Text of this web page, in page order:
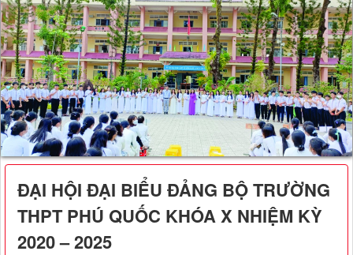
ĐẠI HỘI ĐẠI BIỂU ĐẢNG BỘ TRƯỜNG
THPT PHÚ QUỐC KHÓA X NHIỆM KỲ
2020 – 2025